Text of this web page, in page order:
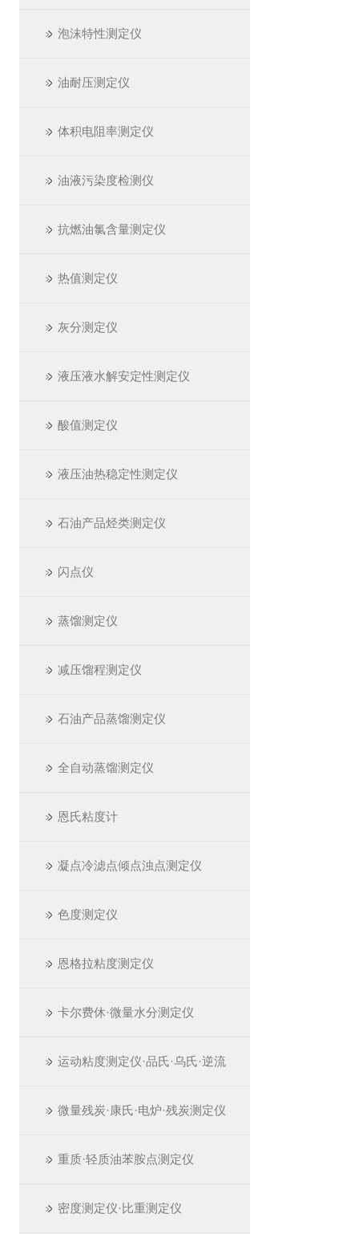
泡沫特性测定仪
油耐压测定仪
体积电阻率测定仪
油液污染度检测仪
抗燃油氯含量测定仪
热值测定仪
灰分测定仪
液压液水解安定性测定仪
酸值测定仪
液压油热稳定性测定仪
石油产品烃类测定仪
闪点仪
蒸馏测定仪
减压馏程测定仪
石油产品蒸馏测定仪
全自动蒸馏测定仪
恩氏粘度计
凝点冷滤点倾点浊点测定仪
色度测定仪
恩格拉粘度测定仪
卡尔费休·微量水分测定仪
运动粘度测定仪·品氏·乌氏·逆流
微量残炭·康氏·电炉·残炭测定仪
重质·轻质油苯胺点测定仪
密度测定仪·比重测定仪